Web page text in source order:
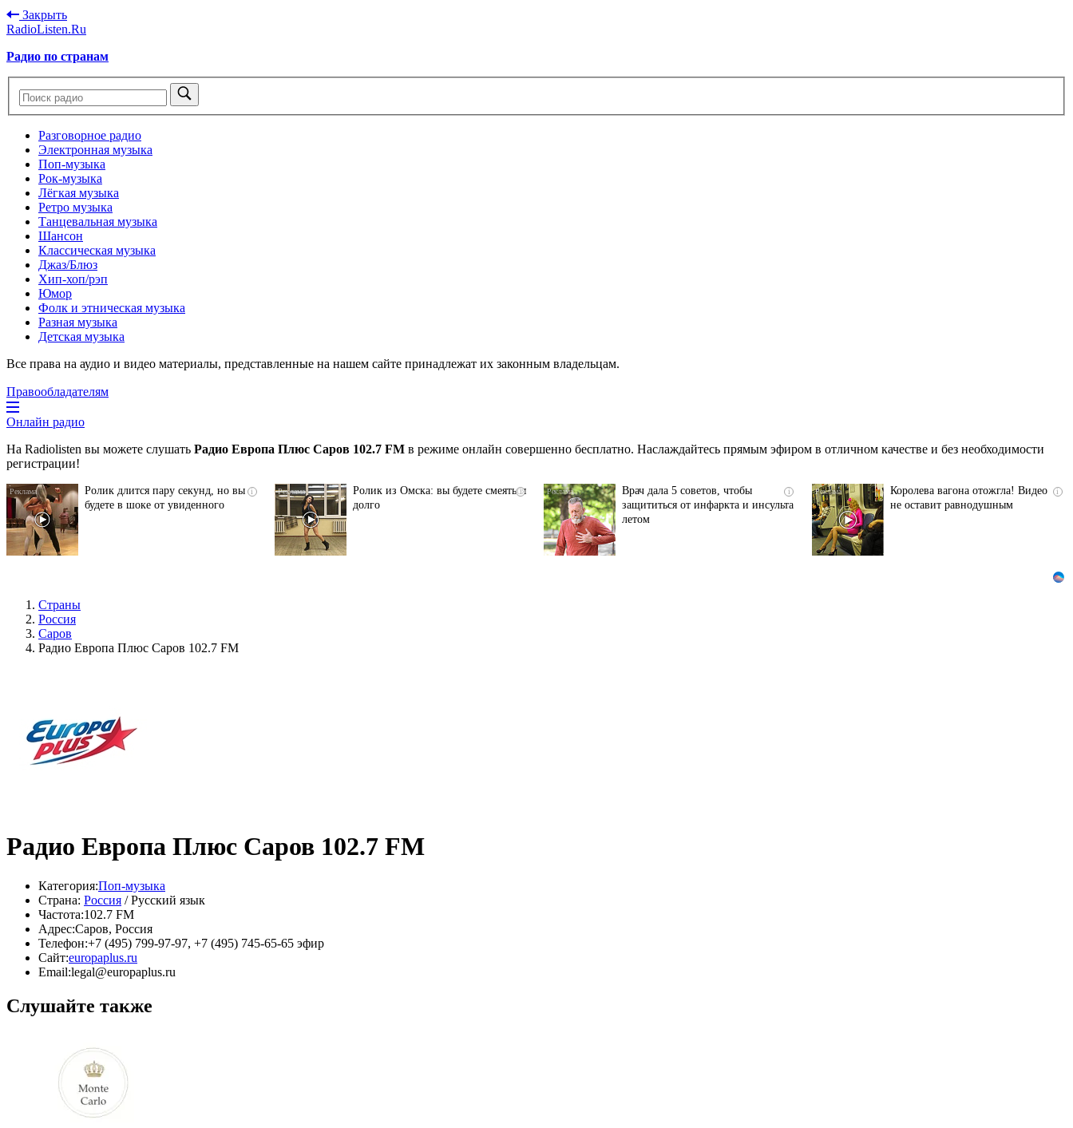
Закрыть
RadioListen.Ru
Радио по странам
Разговорное радио
Электронная музыка
Поп-музыка
Рок-музыка
Лёгкая музыка
Ретро музыка
Танцевальная музыка
Шансон
Классическая музыка
Джаз/Блюз
Хип-хоп/рэп
Юмор
Фолк и этническая музыка
Разная музыка
Детская музыка
Все права на аудио и видео материалы, представленные на нашем сайте принадлежат их законным владельцам.
Правообладателям
Онлайн радио
На Radiolisten вы можете слушать Радио Европа Плюс Саров 102.7 FM в режиме онлайн совершенно бесплатно. Наслаждайтесь прямым эфиром в отличном качестве и без необходимости
регистрации!
i
Ролик длится пару секунд, но вы
будете в шоке от увиденного
i
Ролик из Омска: вы будете смеяться
долго
i
Врач дала 5 советов, чтобы
защититься от инфаркта и инсульта
летом
i
Королева вагона отожгла! Видео
не оставит равнодушным
Страны
Россия
Саров
Радио Европа Плюс Саров 102.7 FM
Радио Европа Плюс Саров 102.7 FM
Категория:Поп-музыка
Страна: Россия / Русский язык
Частота:102.7 FM
Адрес:Саров, Россия
Телефон:+7 (495) 799-97-97, +7 (495) 745-65-65 эфир
Сайт:europaplus.ru
Email:legal@europaplus.ru
Слушайте также